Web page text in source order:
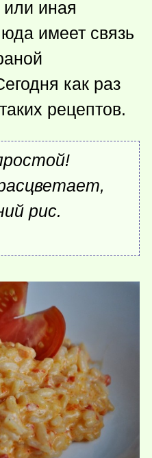
иная
имеет связь
как раз
рецептов.
рис.